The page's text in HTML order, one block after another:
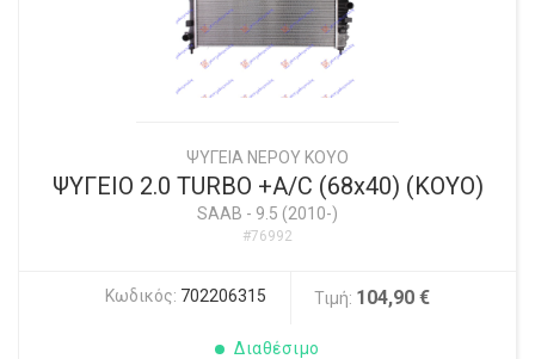
ΨΥΓΕΙΑ ΝΕΡΟΥ ΚΟΥΟ
ΨΥΓΕΙΟ 2.0 TURBO +A/C (68x40) (KOYO)
SAAB - 9.5 (2010-)
#76992
Κωδικός: 702206315 Τιμή: 104,90 €
Διαθέσιμο